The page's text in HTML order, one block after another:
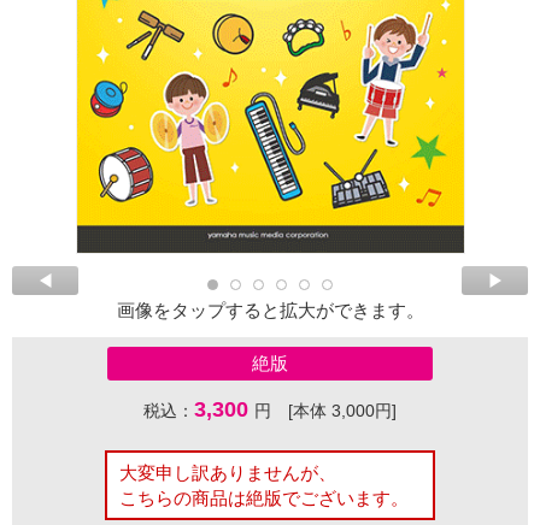
画像をタップすると拡大ができます。
絶版
税込： 3,300 円 [本体 3,000円]
大変申し訳ありませんが、
こちらの商品は絶版でございます。